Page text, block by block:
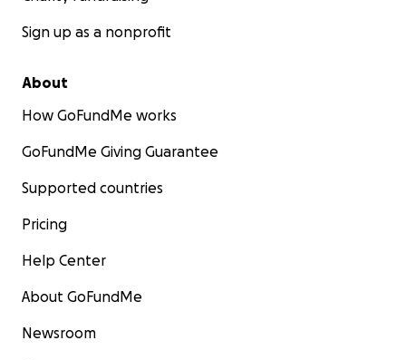
Sign up as a nonprofit
About
How GoFundMe works
GoFundMe Giving Guarantee
Supported countries
Pricing
Help Center
About GoFundMe
Newsroom